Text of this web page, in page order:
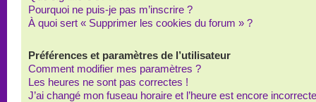
Pourquoi ne puis-je pas m’inscrire ?
À quoi sert « Supprimer les cookies du forum » ?
Préférences et paramètres de l’utilisateur
Comment modifier mes paramètres ?
Les heures ne sont pas correctes !
J’ai changé mon fuseau horaire et l’heure est encore